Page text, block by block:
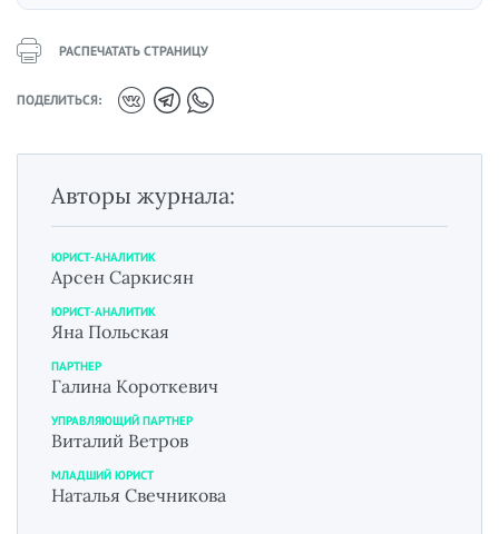
РАСПЕЧАТАТЬ СТРАНИЦУ
ПОДЕЛИТЬСЯ:
Авторы журнала:
ЮРИСТ-АНАЛИТИК
Арсен Саркисян
ЮРИСТ-АНАЛИТИК
Яна Польская
ПАРТНЕР
Галина Короткевич
УПРАВЛЯЮЩИЙ ПАРТНЕР
Виталий Ветров
МЛАДШИЙ ЮРИСТ
Наталья Свечникова